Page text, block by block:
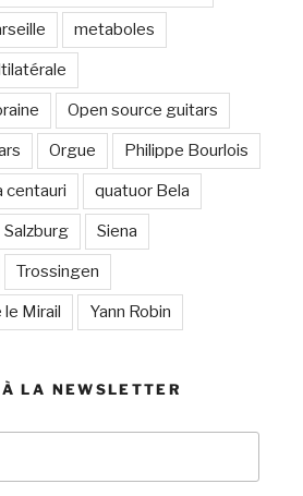
metaboles
Open source guitars
Orgue Philippe Bourlois
centauri quatuor Bela
Salzburg Siena
Trossingen
Mirail Yann Robin
LA NEWSLETTER